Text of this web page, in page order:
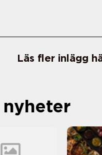
Läs fler inlägg